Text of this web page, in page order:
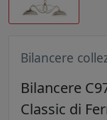
Bilancere
Bilancere
Classic di